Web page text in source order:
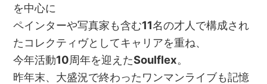
を中心に
ペインターや写真家も含む11名の才人で構成され
たコレクティヴとしてキャリアを重ね、
今年活動10周年を迎えたSoulflex。
昨年末、大盛況で終わったワンマンライブも記憶